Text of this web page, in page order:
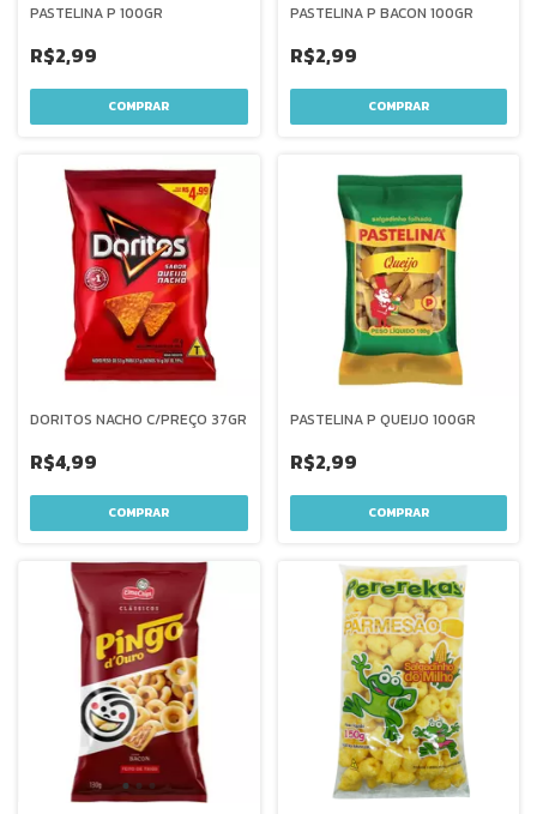
PASTELINA P 100GR
R$2,99
PASTELINA P BACON 100GR
R$2,99
DORITOS NACHO C/PREÇO 37GR
R$4,99
PASTELINA P QUEIJO 100GR
R$2,99